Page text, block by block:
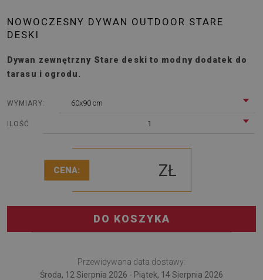
NOWOCZESNY DYWAN OUTDOOR STARE
DESKI
Dywan zewnętrzny Stare deski to modny dodatek do
tarasu i ogrodu.
WYMIARY: 60x90 cm
ILOŚĆ 1
CENA: ZŁ
DO KOSZYKA
Przewidywana data dostawy:
Środa, 12 Sierpnia 2026 - Piątek, 14 Sierpnia 2026